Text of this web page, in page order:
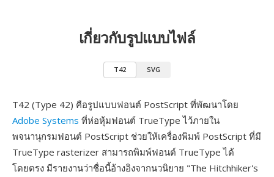
เกี่ยวกับรูปแบบไฟล์
T42 SVG
T42 (Type 42) คือรูปแบบฟอนต์ PostScript ที่พัฒนาโดย
Adobe Systems ที่ห่อหุ้มฟอนต์ TrueType ไว้ภายใน
พจนานุกรมฟอนต์ PostScript ช่วยให้เครื่องพิมพ์ PostScript ที่มี
TrueType rasterizer สามารถพิมพ์ฟอนต์ TrueType ได้
โดยตรง มีรายงานว่าชื่อนี้อ้างอิงจากนวนิยาย "The Hitchhiker's